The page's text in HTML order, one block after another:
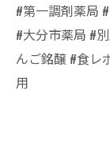
#第一調剤薬局
#大分市薬局 #
んご銘醸 #食レ
用